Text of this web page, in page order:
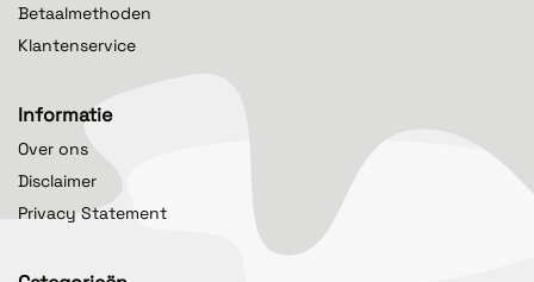
Betaalmethoden
Klantenservice
Informatie
Over ons
Disclaimer
Privacy Statement